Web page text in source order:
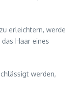
erleichtern, werde
Haar eines
werden,